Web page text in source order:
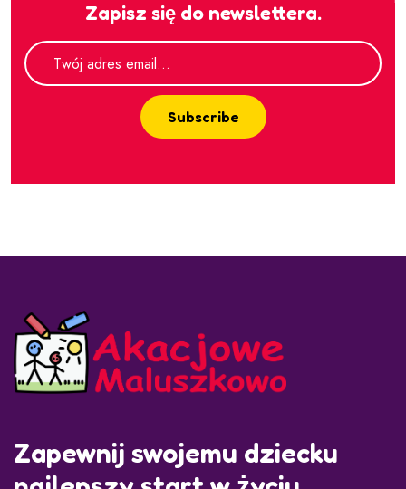
Zapisz się do newslettera.
Subscribe
Zapewnij swojemu dziecku